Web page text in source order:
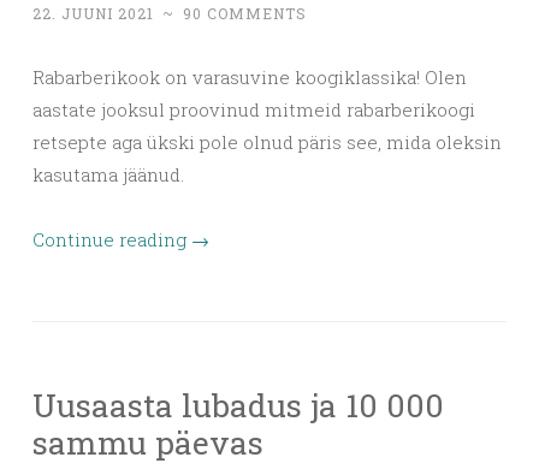
22. JUUNI 2021 ~ 90 COMMENTS
Rabarberikook on varasuvine koogiklassika! Olen
aastate jooksul proovinud mitmeid rabarberikoogi
retsepte aga ükski pole olnud päris see, mida oleksin
kasutama jäänud.
Continue reading →
Uusaasta lubadus ja 10 000
sammu päevas